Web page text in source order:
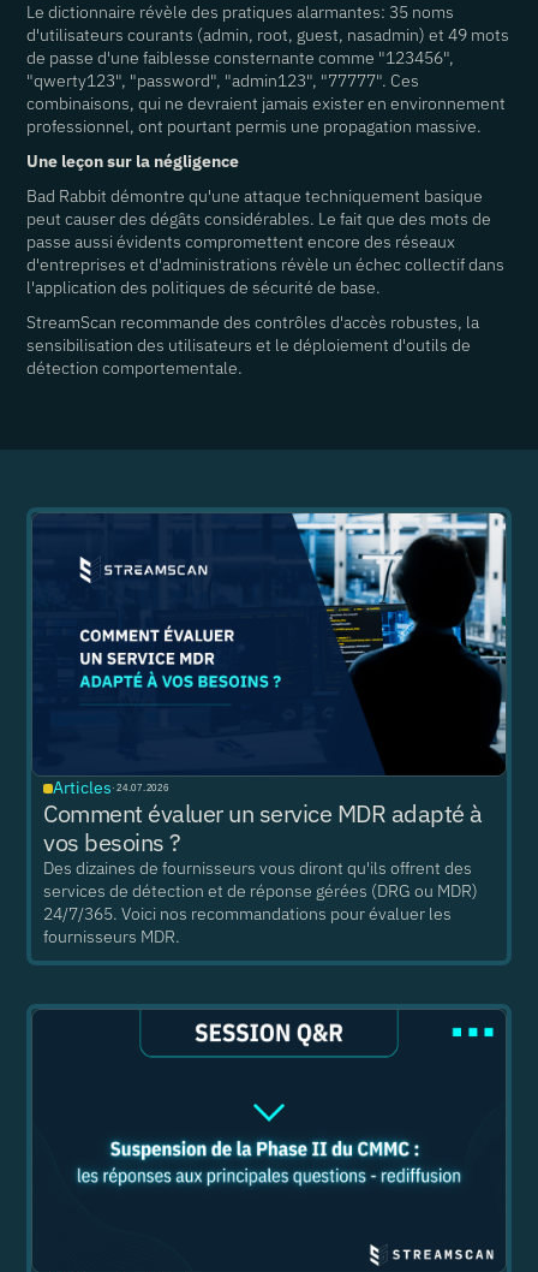
Le dictionnaire révèle des pratiques alarmantes: 35 noms
d'utilisateurs courants (admin, root, guest, nasadmin) et 49 mots
de passe d'une faiblesse consternante comme "123456",
"qwerty123", "password", "admin123", "77777". Ces
combinaisons, qui ne devraient jamais exister en environnement
professionnel, ont pourtant permis une propagation massive.
Une leçon sur la négligence
Bad Rabbit démontre qu'une attaque techniquement basique
peut causer des dégâts considérables. Le fait que des mots de
passe aussi évidents compromettent encore des réseaux
d'entreprises et d'administrations révèle un échec collectif dans
l'application des politiques de sécurité de base.
StreamScan recommande des contrôles d'accès robustes, la
sensibilisation des utilisateurs et le déploiement d'outils de
détection comportementale.
Articles ·24.07.2026
Comment évaluer un service MDR adapté à
vos besoins ?
Des dizaines de fournisseurs vous diront qu'ils offrent des
services de détection et de réponse gérées (DRG ou MDR)
24/7/365. Voici nos recommandations pour évaluer les
fournisseurs MDR.